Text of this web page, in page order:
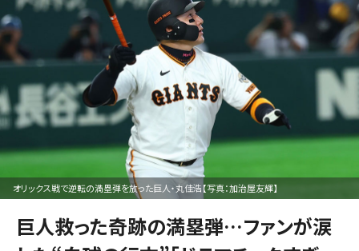
オリックス戦で逆転の満塁弾を放った巨人・丸佳浩【写真：加治屋友輝】
巨人救った奇跡の満塁弾…ファンが涙